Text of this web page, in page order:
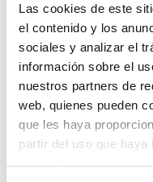
Las cookies de este
el contenido y los
sociales y analizar el
información sobre el
nuestros partners de
web, quienes pueden
que les haya
partir del uso que
¿Has olvidado tu